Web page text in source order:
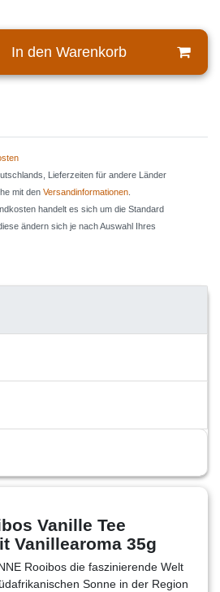
In den Warenkorb
Lieferzeiten für andere Länder
mit den Versandinformationen
handelt es sich um die Standard
ändern sich je nach Auswahl Ihres
Vanille Tee
Vanillearoma 35g
Rooibos die faszinierende Welt
Sonne in der Region